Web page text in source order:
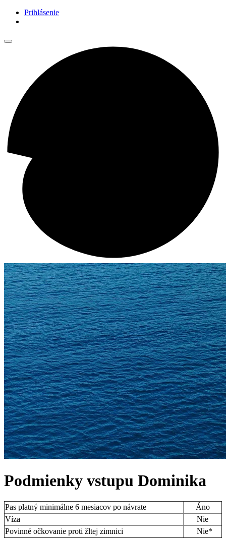
Prihlásenie
Podmienky vstupu Dominika
Pas platný minimálne 6 mesiacov po návrate
Áno
Víza
Nie
Povinné očkovanie proti žltej zimnici
Nie*